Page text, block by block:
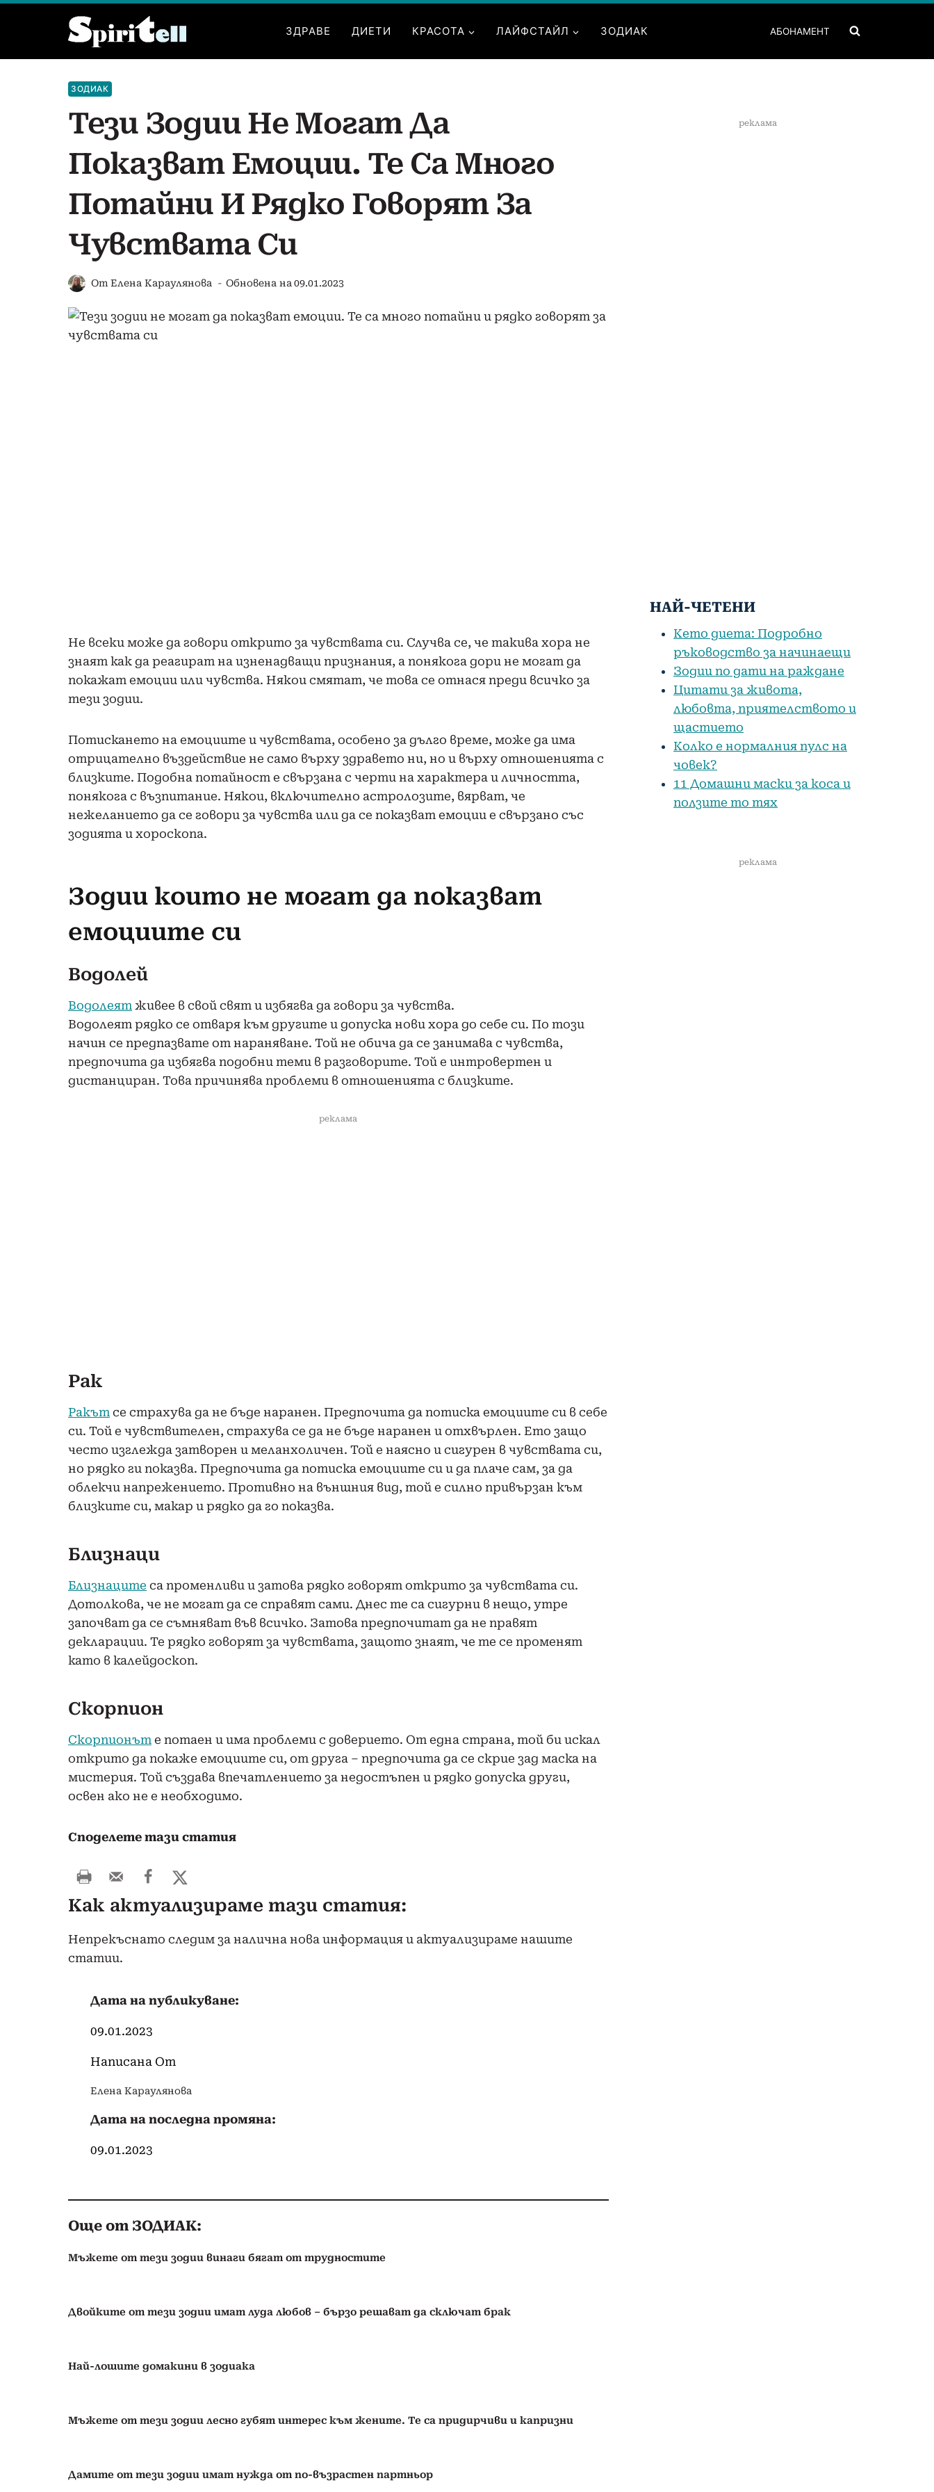
съдържанието
ЗДРАВЕ ДИЕТИ КРАСОТА ЛАЙФСТАЙЛ ЗОДИАК АБОНАМЕНТ
ЗОДИАК
Тези Зодии Не Могат Да
Показват Емоции. Те Са Много
Потайни И Рядко Говорят За
Чувствата Си
ОтЕлена Караулянова Обновена на 09.01.2023
Не всеки може да говори открито за чувствата си. Случва се, че такива хора не
знаят как да реагират на изненадващи признания, а понякога дори не могат да
покажат емоции или чувства. Някои смятат, че това се отнася преди всичко за
тези зодии.
Потискането на емоциите и чувствата, особено за дълго време, може да има
отрицателно въздействие не само върху здравето ни, но и върху отношенията с
близките. Подобна потайност е свързана с черти на характера и личността,
понякога с възпитание. Някои, включително астролозите, вярват, че
нежеланието да се говори за чувства или да се показват емоции е свързано със
зодията и хороскопа.
Зодии които не могат да показват
емоциите си
Водолей
Водолеят живее в свой свят и избягва да говори за чувства.
Водолеят рядко се отваря към другите и допуска нови хора до себе си. По този
начин се предпазвате от нараняване. Той не обича да се занимава с чувства,
предпочита да избягва подобни теми в разговорите. Той е интровертен и
дистанциран. Това причинява проблеми в отношенията с близките.
реклама
Рак
Ракът се страхува да не бъде наранен. Предпочита да потиска емоциите си в себе
си. Той е чувствителен, страхува се да не бъде наранен и отхвърлен. Ето защо
често изглежда затворен и меланхоличен. Той е наясно и сигурен в чувствата си,
но рядко ги показва. Предпочита да потиска емоциите си и да плаче сам, за да
облекчи напрежението. Противно на външния вид, той е силно привързан към
близките си, макар и рядко да го показва.
Близнаци
Близнаците са променливи и затова рядко говорят открито за чувствата си.
Дотолкова, че не могат да се справят сами. Днес те са сигурни в нещо, утре
започват да се съмняват във всичко. Затова предпочитат да не правят
декларации. Те рядко говорят за чувствата, защото знаят, че те се променят
като в калейдоскоп.
Скорпион
Скорпионът е потаен и има проблеми с доверието. От една страна, той би искал
открито да покаже емоциите си, от друга – предпочита да се скрие зад маска на
мистерия. Той създава впечатлението за недостъпен и рядко допуска други,
освен ако не е необходимо.
Споделете тази статия
Как актуализираме тази статия:
Непрекъснато следим за налична нова информация и актуализираме нашите
статии.
Дата на публикуване:
09.01.2023
Написана От
Елена Караулянова
Дата на последна промяна:
09.01.2023
Още от ЗОДИАК:
Мъжете от тези зодии винаги бягат от трудностите
Двойките от тези зодии имат луда любов – бързо решават да сключат брак
Най-лошите домакини в зодиака
Мъжете от тези зодии лесно губят интерес към жените. Те са придирчиви и капризни
Дамите от тези зодии имат нужда от по-възрастен партньор
реклама
НАЙ-ЧЕТЕНИ
Кето диета: Подробно
ръководство за начинаещи
Зодии по дати на раждане
Цитати за живота,
любовта, приятелството и
щастието
Колко е нормалния пулс на
човек?
11 Домашни маски за коса и
ползите то тях
реклама